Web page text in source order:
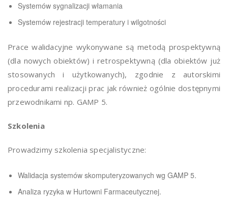
Systemów sygnalizacji włamania
Systemów rejestracji temperatury i wilgotności
Prace walidacyjne wykonywane są metodą prospektywną
(dla nowych obiektów) i retrospektywną (dla obiektów już
stosowanych i użytkowanych), zgodnie z autorskimi
procedurami realizacji prac jak również ogólnie dostępnymi
przewodnikami np. GAMP 5.
Szkolenia
Prowadzimy szkolenia specjalistyczne:
Walidacja systemów skomputeryzowanych wg GAMP 5.
Analiza ryzyka w Hurtowni Farmaceutycznej.